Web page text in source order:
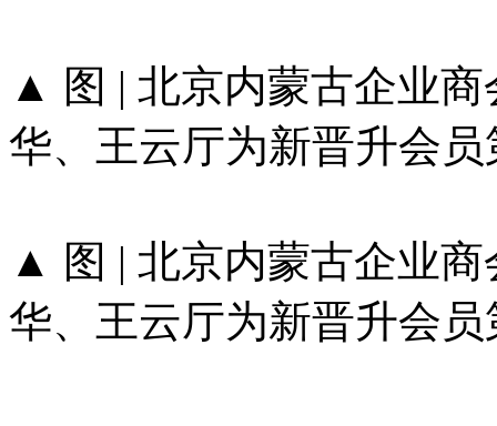
▲ 图 | 北京内蒙古企业
华、王云厅为新晋升会
▲ 图 | 北京内蒙古企业
华、王云厅为新晋升会